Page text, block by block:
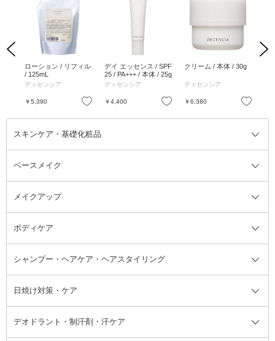
Previous
お気に入り
ローション / リフィル
/ 125mL
ディセンシア
￥5,390 お気に入り
デイ エッセンス / SPF
25 / PA+++ / 本体 / 25g
ディセンシア
￥4,400 お気に入り
クリーム / 本体 / 30g
ディセンシア
￥6,380
Next
スキンケア・基礎化粧品
スキンケア・基礎化粧品全て
洗顔料
美容液
オールインワン化粧品 フェイスクリーム
フェイスオイル・バーム
ブースター・導入液
ベースメイク
ベースメイク全て
BBクリーム
コンシーラー ファンデーション
フェイスパウダー
メイクアップ
メイクアップ全て
まつげ美容液 つけまつげ
アイシャドウ
アイブロウ・眉マスカラ
ボディケア
ボディケア全て
ボディソープ・ハンドソープ・石
けん
ボディケア
レッグ・フットケア
シャンプー・ヘアケア・ヘアスタイリング
シャンプー・ヘアケア・ヘアスタ
イリング全て
洗い流さないトリートメント
日焼け対策・ケア
日焼け対策・ケア全て
デオドラント・制汗剤・汗ケア